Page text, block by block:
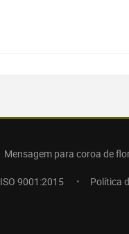
Mensagem para coroa de
ISO 9001:2015 Política